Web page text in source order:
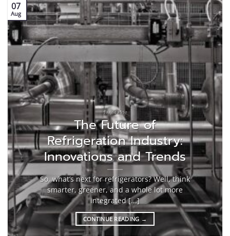
วัสดุก่อสร้าง
The Future of
Refrigeration Industry:
Innovations and Trends
So, what’s next for refrigerators? Well, think
smarter, greener, and a whole lot more
integrated [...]
CONTINUE READING →
07
Aug